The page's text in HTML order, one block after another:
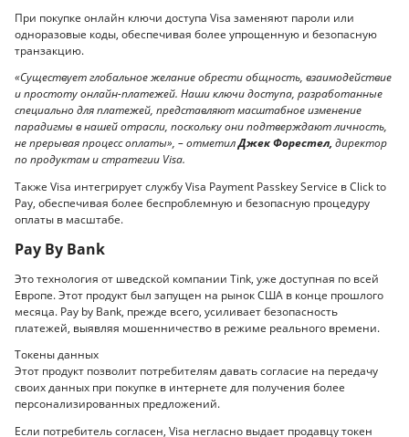
При покупке онлайн ключи доступа Visa заменяют пароли или
одноразовые коды, обеспечивая более упрощенную и безопасную
транзакцию.
«Существует глобальное желание обрести общность, взаимодействие
и простоту онлайн-платежей. Наши ключи доступа, разработанные
специально для платежей, представляют масштабное изменение
парадигмы в нашей отрасли, поскольку они подтверждают личность,
не прерывая процесс оплаты», – отметилДжек Форестел, директор
по продуктам и стратегии Visa.
Также Visa интегрирует службу Visa Payment Passkey Service в Click to
Pay, обеспечивая более беспроблемную и безопасную процедуру
оплаты в масштабе.
Pay By Bank
Это технология от шведской компании Tink, уже доступная по всей
Европе. Этот продукт был запущен на рынок США в конце прошлого
месяца. Pay by Bank, прежде всего, усиливает безопасность
платежей, выявляя мошенничество в режиме реального времени.
Токены данных
Этот продукт позволит потребителям давать согласие на передачу
своих данных при покупке в интернете для получения более
персонализированных предложений.
Если потребитель согласен, Visa негласно выдает продавцу токен